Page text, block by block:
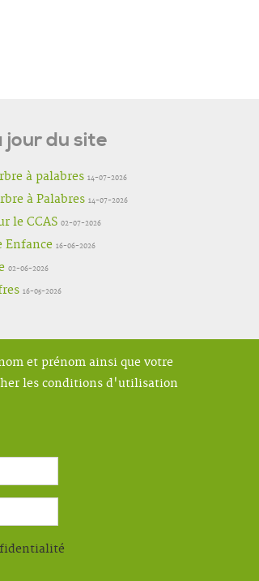
jour du site
à palabres 14-07-2026
à Palabres 14-07-2026
le CCAS 02-07-2026
Enfance 16-06-2026
02-06-2026
16-05-2026
et prénom ainsi que votre
les conditions d'utilisation